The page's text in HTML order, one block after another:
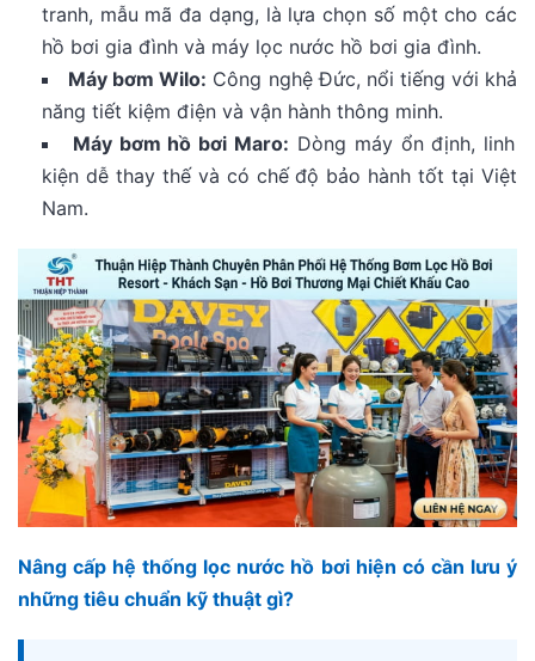
tranh, mẫu mã đa dạng, là lựa chọn số một cho các
hồ bơi gia đình và máy lọc nước hồ bơi gia đình.
Máy bơm Wilo: Công nghệ Đức, nổi tiếng với khả
năng tiết kiệm điện và vận hành thông minh.
Máy bơm hồ bơi Maro: Dòng máy ổn định, linh
kiện dễ thay thế và có chế độ bảo hành tốt tại Việt
Nam.
Nâng cấp hệ thống lọc nước hồ bơi hiện có cần lưu ý
những tiêu chuẩn kỹ thuật gì?